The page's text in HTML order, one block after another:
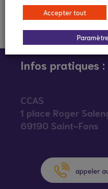
Infos pratiques :
CCAS
1 place Roger
69190 Saint-Fons
appeler
Accepter tout